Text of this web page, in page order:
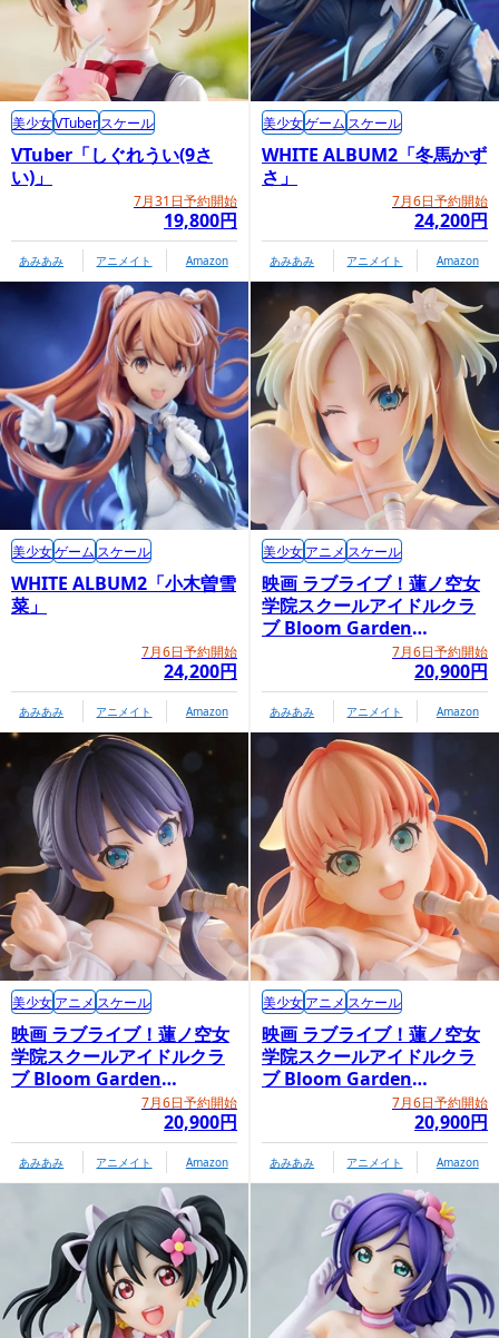
VTuber「しぐれうい(9さ
い)」
7月31日予約開始
19,800円
美少女VTuberスケール
あみあみ アニメイト Amazon
WHITE ALBUM2「冬馬かず
さ」
7月6日予約開始
24,200円
美少女ゲーム スケール
あみあみ アニメイト Amazon
WHITE ALBUM2「小木曽雪
菜」
7月6日予約開始
24,200円
美少女ゲーム スケール
あみあみ アニメイト Amazon
映画 ラブライブ！蓮ノ空女
学院スクールアイドルクラ
ブ Bloom Garden
Party「大沢瑠璃乃」7月6日予約開始
20,900円
美少女アニメ スケール
あみあみ アニメイト Amazon
映画 ラブライブ！蓮ノ空女
学院スクールアイドルクラ
ブ Bloom Garden
Party「村野さやか」7月6日予約開始
20,900円
美少女アニメ スケール
あみあみ アニメイト Amazon
映画 ラブライブ！蓮ノ空女
学院スクールアイドルクラ
ブ Bloom Garden
Party「日野下花帆」7月6日予約開始
20,900円
美少女アニメ スケール
あみあみ アニメイト Amazon